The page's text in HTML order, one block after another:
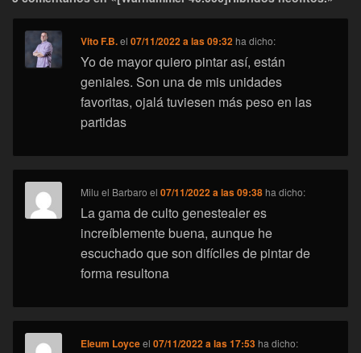
Vito F.B.el07/11/2022 a las 09:32 ha dicho:
Yo de mayor quiero pintar así, están
geniales. Son una de mis unidades
favoritas, ojalá tuviesen más peso en las
partidas
Milu el Barbaro el07/11/2022 a las 09:38 ha dicho:
La gama de culto genestealer es
increíblemente buena, aunque he
escuchado que son difíciles de pintar de
forma resultona
Eleum Loyceel07/11/2022 a las 17:53 ha dicho: